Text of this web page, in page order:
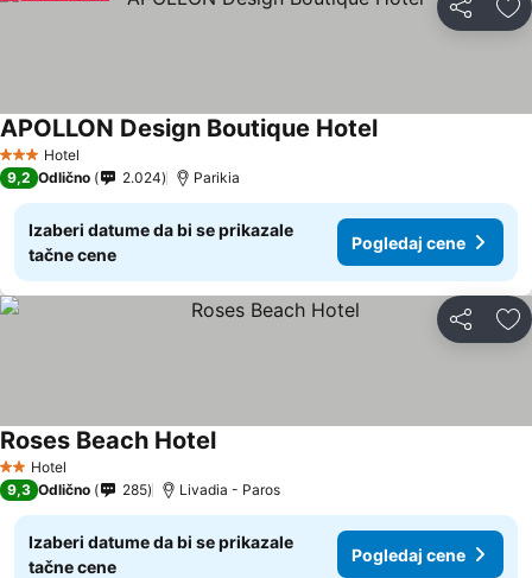
Deli
3 Zvezdice
Hotel
APOLLON Design Boutique Hotel
9,2 Odlično 2.024 Parikia
Izaberi datume da bi se prikazale
tačne cene
Pogledaj cene
Deli
2 Zvezdice
Hotel
Roses Beach Hotel
9,3 Odlično 285 Livadia - Paros
Izaberi datume da bi se prikazale
tačne cene
Pogledaj cene